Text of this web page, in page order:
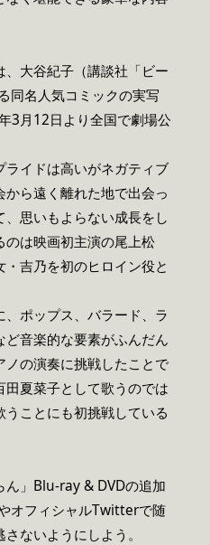
大谷紀子（講談社「ビー
同名人気コミックの実写
3月12日より全国で劇場公
ライドは高いがネガティブ
ら遠く離れた地で出会っ
思いもよらない成長をし
は映画初主演の尾上松
吉乃を初のヒロイン役と
ポップス、バラード、ラ
音楽的な要素がふんだん
の演奏に挑戦したことで
田夏菜子として歌うのでは
ことにも初挑戦している
ん」Blu-ray & DVDの追加
オフィシャルTwitterで随
ないようにしよう。